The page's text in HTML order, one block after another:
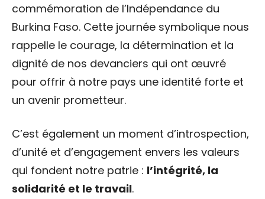
commémoration de l’Indépendance du
Burkina Faso. Cette journée symbolique nous
rappelle le courage, la détermination et la
dignité de nos devanciers qui ont œuvré
pour offrir à notre pays une identité forte et
un avenir prometteur.
C’est également un moment d’introspection,
d’unité et d’engagement envers les valeurs
qui fondent notre patrie : l’intégrité, la
solidarité et le travail.